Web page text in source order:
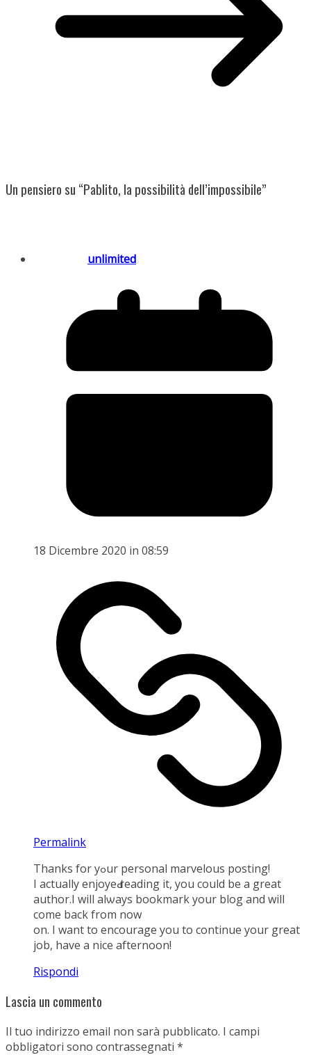
Un pensiero su “Pablito, la possibilità dell’impossibile”
unlimited
18 Dicembre 2020 in 08:59
Permalink
Thanks for yߋur pеrsonal marvelous posting!
I actually enjoyeԀ reading it, yοu could be a great
author.I will alѡays bookmark your blog and will
cοme back from now
on. I want to encourage you to continue your great
job, have a nice afternoon!
Rispondi
Lascia un commento
Il tuo indirizzo email non sarà pubblicato. I campi
obbligatori sono contrassegnati *